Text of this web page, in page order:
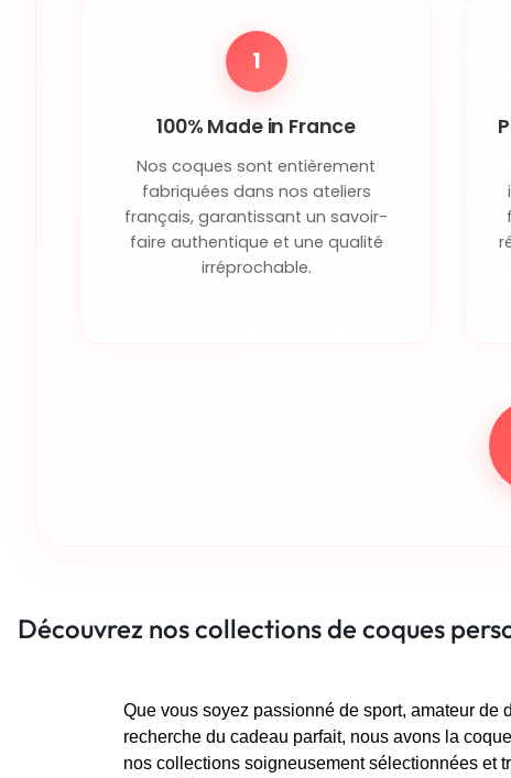
1
100% Made in France
Nos coques sont entièrement
fabriquées dans nos ateliers
français, garantissant un savoir-
faire authentique et une qualité
irréprochable.
Découvrez nos collections de coques
Que vous soyez passionné de sport, amateur de
recherche du cadeau parfait, nous avons la
nos collections soigneusement sélectionnées et